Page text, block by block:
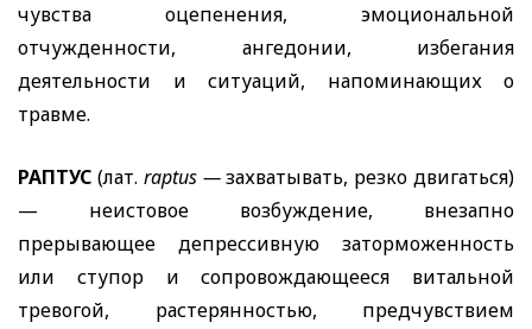
чувства оцепенения, эмоциональной
отчужденности, ангедонии, избегания
деятельности и ситуаций, напоминающих о
травме.
РАПТУС (лат. raptus—захватывать, резко двигаться)
— неистовое возбуждение, внезапно
прерывающее депрессивную заторможенность
или ступор и сопровождающееся витальной
тревогой, растерянностью, предчувствием